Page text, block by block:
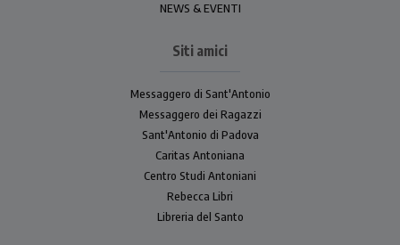
NEWS & EVENTI
Siti amici
Messaggero di Sant'Antonio
Messaggero dei Ragazzi
Sant'Antonio di Padova
Caritas Antoniana
Centro Studi Antoniani
Rebecca Libri
Libreria del Santo